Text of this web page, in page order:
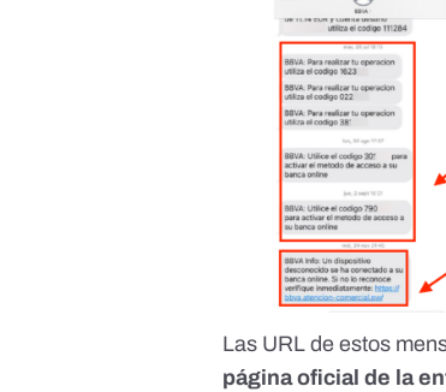
Las URL de estos
página oficial de la